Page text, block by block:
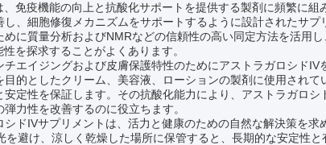
免疫機能の向上と抗酸化サポートを提供する製剤に頻繁に組
、細胞修復メカニズムをサポートするように設計されたサプ
に質量分析およびNMRなどの信頼性の高い同定方法を活用
を探求することがよくあります。
エイジングおよび皮膚保護特性のためにアストラガロシドIV
的としたクリーム、美容液、ローションの製剤に使用されて
定性を保証します。その抗酸化能力により、アストラガロシ
力性を改善するのに役立ちます。
ドIVサプリメントは、活力と健康のための自然な解決策を求
を避け、涼しく乾燥した場所に保管すると、長期的な安定性